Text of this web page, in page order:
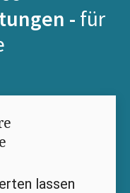
- für
lassen